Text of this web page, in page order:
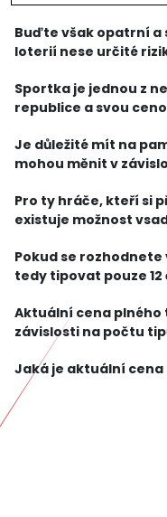
Buďte však opatrní a
loterií nese určité
Sportka je jednou z
republice a svou
nezapomeňte si svůj
Je důležité mít na
mohou měnit v
informovat o aktuální
Pro ty hráče, kteří si
existuje možnost
"Systém 8/12", tedy
Pokud se
tedy tipovat pouze
do výše několika
Aktuální cena plného
závislosti na počtu
tiket na Sportku
tipovat. Nicméně,
Jaká je aktuální